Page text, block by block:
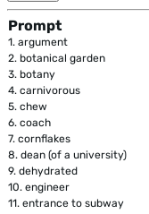
Prompt
1. argument
2. botanical garden
3. botany
4. carnivorous
5. chew
6. coach
7. cornflakes
8. dean (of a university)
9. dehydrated
10. engineer
11. entrance to subway